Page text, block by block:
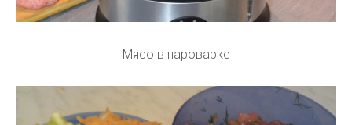
Мясо в пароварке